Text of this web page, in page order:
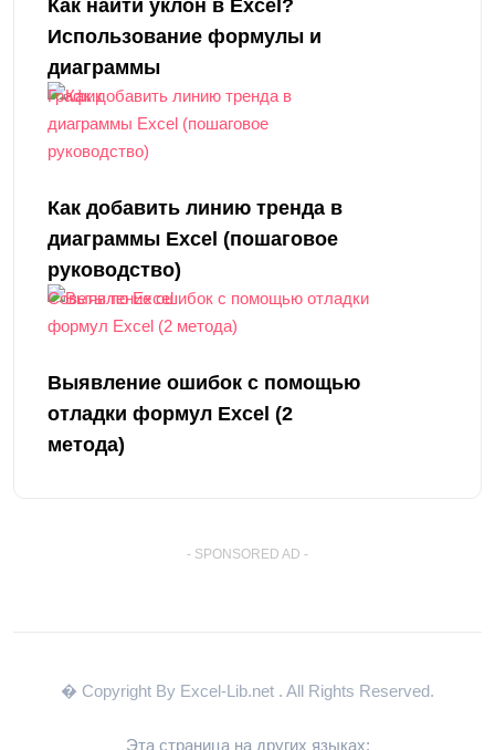
Как найти уклон в Excel?
Использование формулы и
диаграммы
График
Как добавить линию тренда в
диаграммы Excel (пошаговое
руководство)
Советы по Excel
Выявление ошибок с помощью
отладки формул Excel (2
метода)
- SPONSORED AD -
� Copyright By Excel-Lib.net . All Rights Reserved.
Эта страница на других языках: